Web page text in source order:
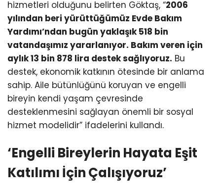
hizmetleri olduğunu belirten Göktaş, “2006
yılından beri yürüttüğümüz Evde Bakım
Yardımı’ndan bugün yaklaşık 518 bin
vatandaşımız yararlanıyor. Bakım veren için
aylık 13 bin 878 lira destek sağlıyoruz. Bu
destek, ekonomik katkının ötesinde bir anlama
sahip. Aile bütünlüğünü koruyan ve engelli
bireyin kendi yaşam çevresinde
desteklenmesini sağlayan önemli bir sosyal
hizmet modelidir” ifadelerini kullandı.
‘Engelli Bireylerin Hayata Eşit
Katılımı İçin Çalışıyoruz’